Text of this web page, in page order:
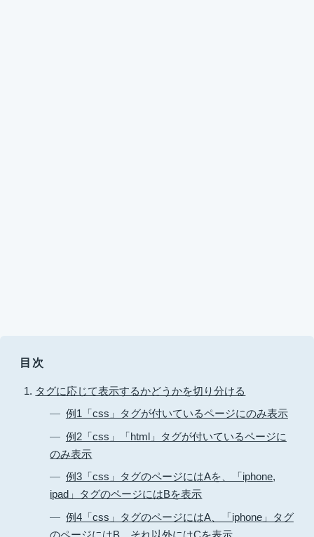
目次
タグに応じて表示するかどうかを切り分ける
例1「css」タグが付いているページにのみ表示
例2「css」「html」タグが付いているページに
のみ表示
例3「css」タグのページにはAを、「iphone,
ipad」タグのページにはBを表示
例4「css」タグのページにはA、「iphone」タグ
のページにはB、それ以外にはCを表示